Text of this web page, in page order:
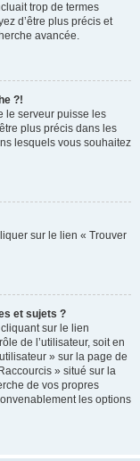
trop de termes
d’être plus précis et
avancée.
?!
le serveur puisse les
plus précis dans les
lesquels vous souhaitez
sur le lien « Trouver
et sujets ?
sur le lien
de l’utilisateur, soit en
» sur la page de
» situé sur la
de vos propres
les options